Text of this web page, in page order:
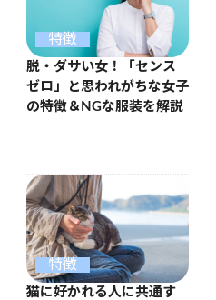
特徴
脱・ダサい女！「センス
ゼロ」と思われがちな女子
の特徴＆NGな服装を解説
特徴
猫に好かれる人に共通す